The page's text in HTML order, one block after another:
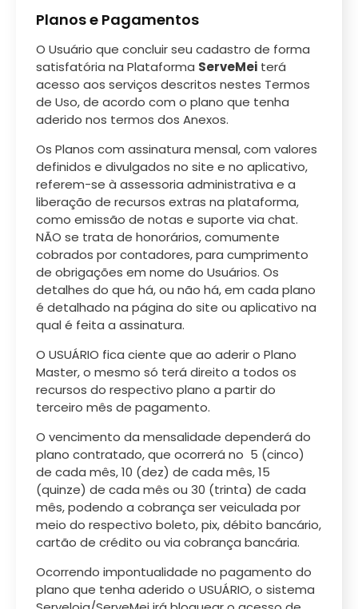
Planos e Pagamentos
O Usuário que concluir seu cadastro de forma
satisfatória na Plataforma ServeMei terá
acesso aos serviços descritos nestes Termos
de Uso, de acordo com o plano que tenha
aderido nos termos dos Anexos.
Os Planos com assinatura mensal, com valores
definidos e divulgados no site e no aplicativo,
referem-se à assessoria administrativa e a
liberação de recursos extras na plataforma,
como emissão de notas e suporte via chat.
NÃO se trata de honorários, comumente
cobrados por contadores, para cumprimento
de obrigações em nome do Usuários. Os
detalhes do que há, ou não há, em cada plano
é detalhado na página do site ou aplicativo na
qual é feita a assinatura.
O USUÁRIO fica ciente que ao aderir o Plano
Master, o mesmo só terá direito a todos os
recursos do respectivo plano a partir do
terceiro mês de pagamento.
O vencimento da mensalidade dependerá do
plano contratado, que ocorrerá no 5 (cinco)
de cada mês, 10 (dez) de cada mês, 15
(quinze) de cada mês ou 30 (trinta) de cada
mês, podendo a cobrança ser veiculada por
meio do respectivo boleto, pix, débito bancário,
cartão de crédito ou via cobrança bancária.
Ocorrendo impontualidade no pagamento do
plano que tenha aderido o USUÁRIO, o sistema